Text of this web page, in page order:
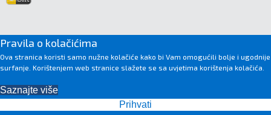
Pravila o kolačićima
Ova stranica koristi samo nužne kolačiće kako bi Vam omogućili bolje i ugodnije
surfanje. Korištenjem web stranice slažete se sa uvjetima korištenja kolačića.
Saznajte više
Prihvati